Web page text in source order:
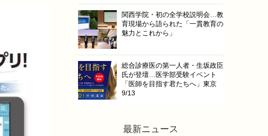
関西学院・初の全学校説明会…教
育現場から語られた「一貫教育の
魅力とこれから」
総合診療医の第一人者・生坂政臣
氏が登壇…医学部受験イベント
「医師を目指す君たちへ」東京
9/13
最新ニュース